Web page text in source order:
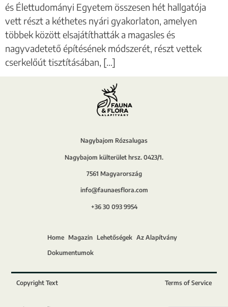
és Élettudományi Egyetem összesen hét hallgatója
vett részt a kéthetes nyári gyakorlaton, amelyen
többek között elsajátíthatták a magasles és
nagyvadetető építésének módszerét, részt vettek
cserkelőút tisztításában, […]
Nagybajom Rózsalugas
Nagybajom külterület hrsz. 0423/1.
7561 Magyarország
info@faunaesflora.com
+36 30 093 9954
Home Magazin Lehetőségek Az Alapítvány
Dokumentumok
Copyright Text Terms of Service